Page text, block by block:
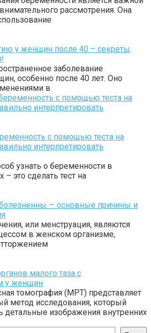
рассмотрения. Она
у женщин после 40 – секреты
заболевание
особенно после 40 лет. Оно
в
с помощью теста на
интерпретировать
узнать о беременности в
это сделать тест на
— основные причины и
или менструация, являются
в женском организме,
малого таза с
у женщин
томография (МРТ) представляет
метод исследования, который
детальные изображения внутренних